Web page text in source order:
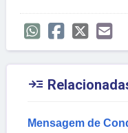

Mensagem de